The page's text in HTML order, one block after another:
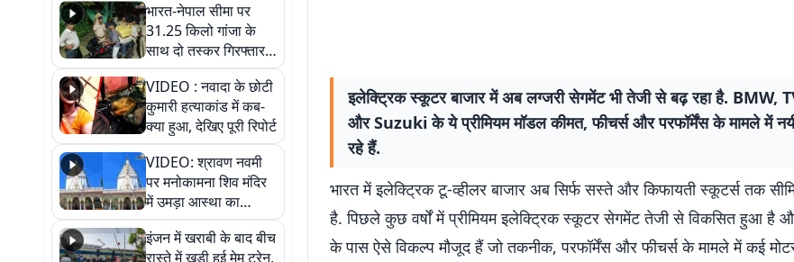
भारत-नेपाल सीमा पर
31.25 किलो गांजा के
साथ दो तस्कर गिरफ्तार,
नेपाली नंबर की बाइक
जब्त
VIDEO : नवादा के छोटी
कुमारी हत्याकांड में कब-
क्या हुआ, देखिए पूरी रिपोर्ट
VIDEO: श्रावण नवमी
पर मनोकामना शिव मंदिर
में उमड़ा आस्था का
सैलाब, हर-हर महादेव के
जयघोष से गूंजा परिसर
इंजन में खराबी के बाद बीच
रास्ते में खड़ी हुई मेमू ट्रेन,
इलेक्ट्रिक स्कूटर बाजार में अब लग्जरी सेगमेंट भी तेजी से बढ़ रहा है. BMW,
और Suzuki के ये प्रीमियम मॉडल कीमत, फीचर्स और परफॉर्मेंस के मामले में
रहे हैं.
भारत में इलेक्ट्रिक टू-व्हीलर बाजार अब सिर्फ सस्ते और किफायती स्कूटर्स तक
है. पिछले कुछ वर्षों में प्रीमियम इलेक्ट्रिक स्कूटर सेगमेंट तेजी से विकसित हुआ है
के पास ऐसे विकल्प मौजूद हैं जो तकनीक, परफॉर्मेंस और फीचर्स के मामले में कई